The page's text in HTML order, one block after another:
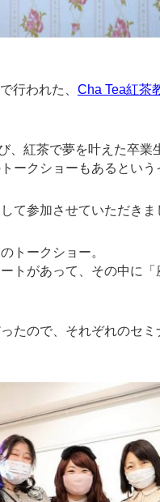
行われた、 Cha Tea紅茶
、紅茶で夢を叶えた卒業
ークショーもあるという
て参加させていただきま
トークショー。
トがあって、その中に
たので、それぞれのセ